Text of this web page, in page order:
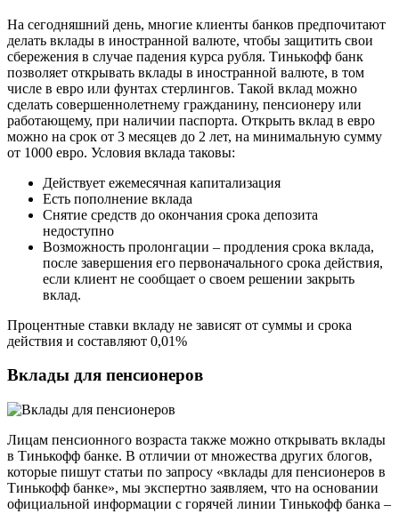
На сегодняшний день, многие клиенты банков предпочитают
делать вклады в иностранной валюте, чтобы защитить свои
сбережения в случае падения курса рубля. Тинькофф банк
позволяет открывать вклады в иностранной валюте, в том
числе в евро или фунтах стерлингов. Такой вклад можно
сделать совершеннолетнему гражданину, пенсионеру или
работающему, при наличии паспорта. Открыть вклад в евро
можно на срок от 3 месяцев до 2 лет, на минимальную сумму
от 1000 евро. Условия вклада таковы:
Действует ежемесячная капитализация
Есть пополнение вклада
Снятие средств до окончания срока депозита
недоступно
Возможность пролонгации – продления срока вклада,
после завершения его первоначального срока действия,
если клиент не сообщает о своем решении закрыть
вклад.
Процентные ставки вкладу не зависят от суммы и срока
действия и составляют 0,01%
Вклады для пенсионеров
Лицам пенсионного возраста также можно открывать вклады
в Тинькофф банке. В отличии от множества других блогов,
которые пишут статьи по запросу «вклады для пенсионеров в
Тинькофф банке», мы экспертно заявляем, что на основании
официальной информации с горячей линии Тинькофф банка –